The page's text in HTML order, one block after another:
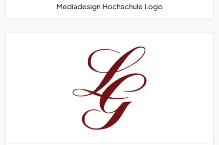
Mediadesign Hochschule Logo